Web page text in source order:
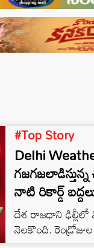
#Top Story
Delhi
నాటి రికార్డ్
దేశ రాజధాని
నెలకొంది. రెండ్రోజుల